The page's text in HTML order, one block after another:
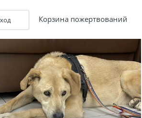
Корзина пожертвований